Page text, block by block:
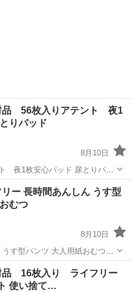
品 56枚入りアテント 夜1
りパッド
8月10日
夜1枚安心パッド 尿とりパッ
さい ・お値引きは出来かねま
ド
ー 長時間あんしん うす型
むつ
8月10日
す型パンツ 大人用紙おむつ
ズ、落としきれない汚れなどご
い ・お値引きは出来かねますの
用
品 16枚入り ライフリー
使い捨て…